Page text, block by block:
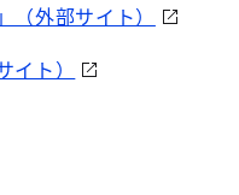
外部サイト）
ト）